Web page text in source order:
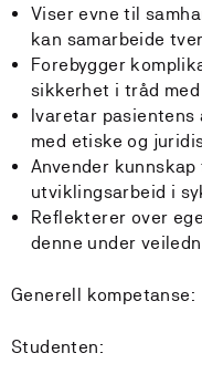
Viser evne til
kan samarbeide
Forebygger
sikkerhet i tråd
Ivaretar
med etiske og
Anvender
utviklingsarbeid i
Reflekterer over
denne under
Generell kompetanse:
Studenten: